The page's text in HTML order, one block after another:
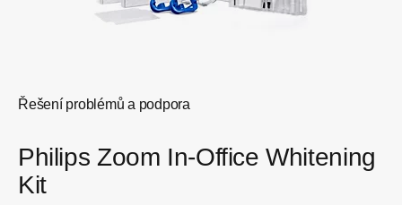
Řešení problémů a podpora
Philips Zoom In-Office Whitening
Kit